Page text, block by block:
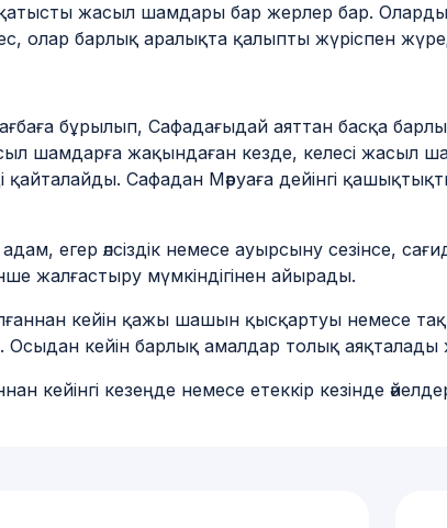
жасыл шамдары бар жерлер бар. Олардың
олар барлық аралықта қалыпты жүріспен
бұрылып, Сафадағыдай аяттан басқа
шамдарға жақындаған кезде, келесі жасыл
қайталайды. Сафадан Мәруаға дейінгі
егер әлсіздік немесе ауырсыну сезінсе,
жалғастыру мүмкіндігінен айырады.
кейін қажы шашын қысқартуы немесе
Осыдан кейін барлық амалдар толық
кейінгі кезеңде немесе етеккір кезінде